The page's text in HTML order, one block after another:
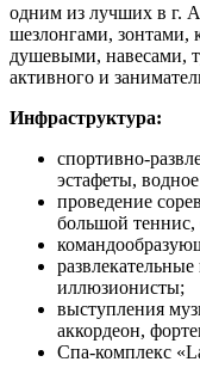
одним из лучших в г.
шезлонгами, зонтами,
душевыми, навесами,
активного и
Инфраструктура:
спортивно-
эстафеты,
проведение
большой теннис,
иллюзионисты;
выступления
аккордеон,
Спа-комплекс